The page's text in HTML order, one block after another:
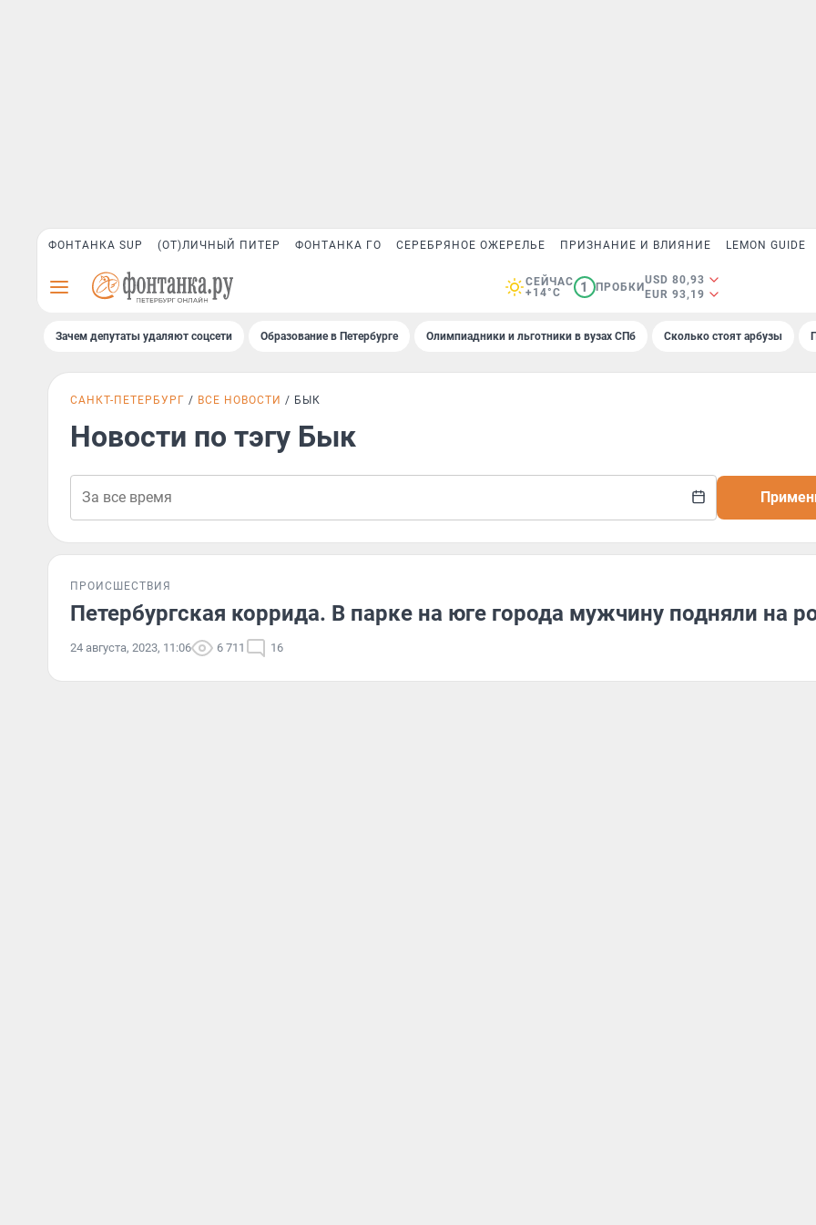
ФОНТАНКА SUP (ОТ)ЛИЧНЫЙ ПИТЕР ФОНТАНКА ГО СЕРЕБРЯНОЕ ОЖЕРЕЛЬЕ ПРИЗНАНИЕ И ВЛИЯНИЕ LEMON GUIDE
СЕЙЧАС
+14°C
1 ПРОБКИ
USD 80,93
EUR 93,19
Зачем депутаты удаляют соцсети Образование в Петербурге Олимпиадники и льготники в вузах СПб Сколько стоят арбузы
САНКТ-ПЕТЕРБУРГ ВСЕ НОВОСТИ БЫК
Новости по тэгу Бык
ПРОИСШЕСТВИЯ
Петербургская коррида. В парке на юге города мужчину подняли на
24 августа, 2023, 11:06 6 711 16